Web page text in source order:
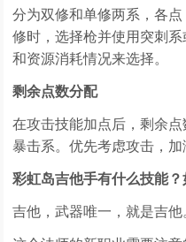
分为双修和单修两系，各
修时，选择枪并使用突刺
和资源消耗情况来选择。
剩余点数分配
在攻击技能加点后，剩余
暴击系。优先考虑攻击，加
彩虹岛吉他手有什么技能？
吉他，武器唯一，就是吉他